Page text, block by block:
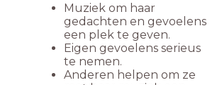
Muziek om haar
gedachten en gevoelens
een plek te geven.
Eigen gevoelens serieus
te nemen.
Anderen helpen om ze